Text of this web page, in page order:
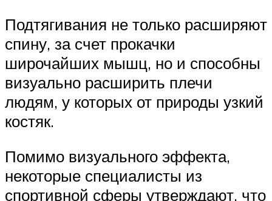
Подтягивания не только расширяют
спину, за счет прокачки
широчайших мышц, но и способны
визуально расширить плечи
людям, у которых от природы узкий
костяк.
Помимо визуального эффекта,
некоторые специалисты из
спортивной сферы утверждают, что